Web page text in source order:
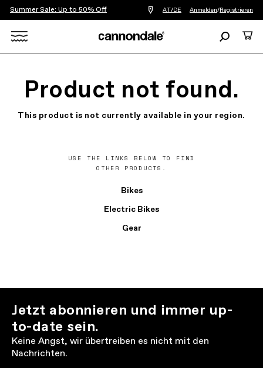
Summer Sale: Up to 50% Off
Einen
Händler
meiner
finden
AT/DE Anmelden/Registrieren
Suchen
Product not found.
This product is not currently available in your region.
USE THE LINKS BELOW TO FIND
OTHER PRODUCTS.
Bikes
Electric Bikes
Gear
Jetzt abonnieren und immer up-
to-date sein.
Keine Angst, wir übertreiben es nicht mit den
Nachrichten.